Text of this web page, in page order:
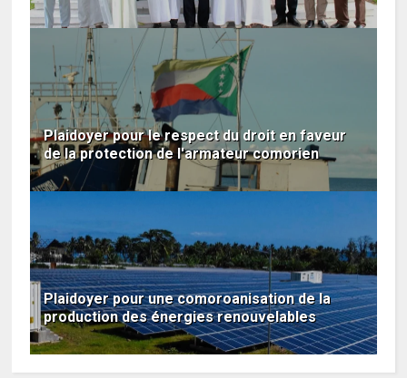
Plaidoyer pour le respect du droit en faveur
de la protection de l'armateur comorien
Plaidoyer pour une comoroanisation de la
production des énergies renouvelables